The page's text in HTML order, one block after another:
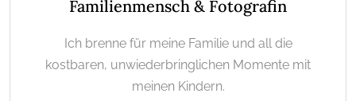
Familienmensch & Fotografin
Ich brenne für meine Familie und all die
kostbaren, unwiederbringlichen Momente mit
meinen Kindern.